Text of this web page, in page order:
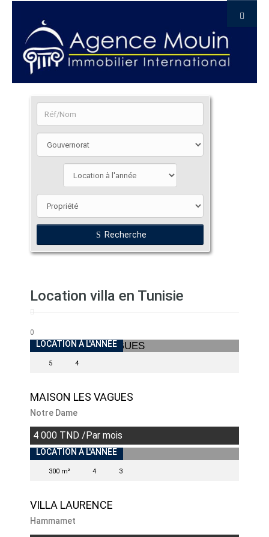
Recherche
Location villa en Tunisie
0
INDISPONIBLE
LOCATION À L'ANNÉE
5 4
MAISON LES VAGUES
Notre Dame
4 000 TND /Par mois
INDISPONIBLE
LOCATION À L'ANNÉE
300 m² 4 3
VILLA LAURENCE
Hammamet